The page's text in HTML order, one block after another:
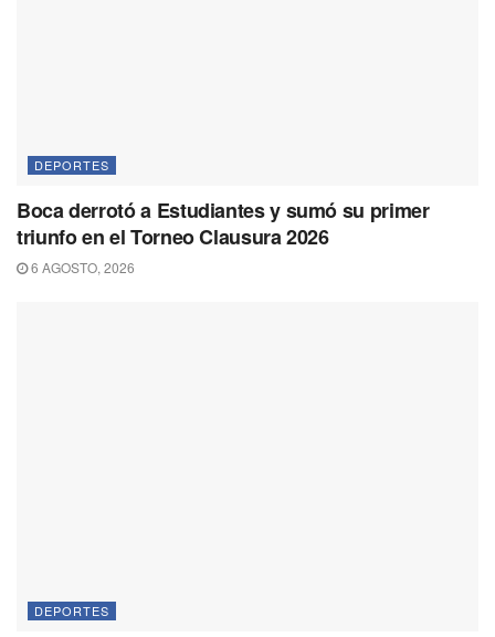
DEPORTES
Boca derrotó a Estudiantes y sumó su primer
triunfo en el Torneo Clausura 2026
6 AGOSTO, 2026
DEPORTES